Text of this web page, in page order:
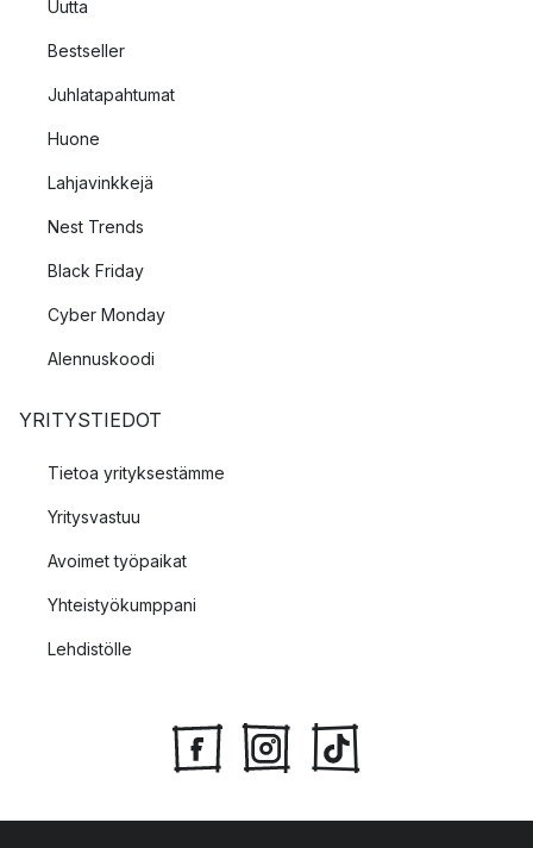
Uutta
Bestseller
Juhlatapahtumat
Huone
Lahjavinkkejä
Nest Trends
Black Friday
Cyber Monday
Alennuskoodi
YRITYSTIEDOT
Tietoa yrityksestämme
Yritysvastuu
Avoimet työpaikat
Yhteistyökumppani
Lehdistölle